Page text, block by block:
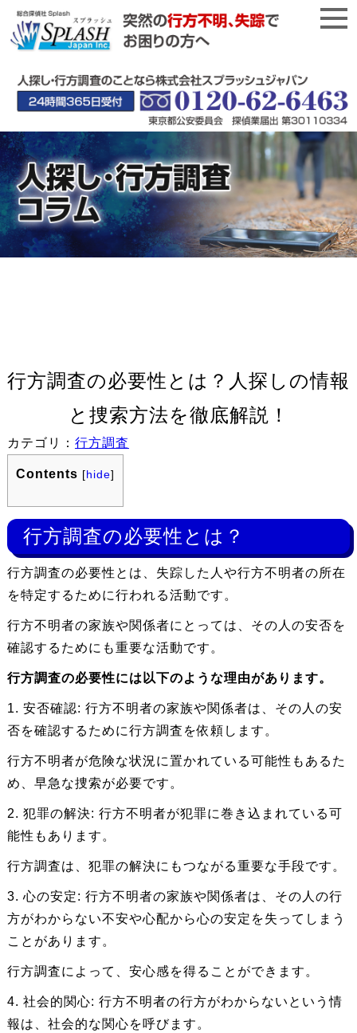
行方調査の必要性とは？人探しの情報
と捜索方法を徹底解説！
カテゴリ： 行方調査
Contents [hide]
行方調査の必要性とは？
行方調査の必要性とは、失踪した人や行方不明者の所在
を特定するために行われる活動です。
行方不明者の家族や関係者にとっては、その人の安否を
確認するためにも重要な活動です。
行方調査の必要性には以下のような理由があります。
1. 安否確認: 行方不明者の家族や関係者は、その人の安
否を確認するために行方調査を依頼します。
行方不明者が危険な状況に置かれている可能性もあるた
め、早急な捜索が必要です。
2. 犯罪の解決: 行方不明者が犯罪に巻き込まれている可
能性もあります。
行方調査は、犯罪の解決にもつながる重要な手段です。
3. 心の安定: 行方不明者の家族や関係者は、その人の行
方がわからない不安や心配から心の安定を失ってしまう
ことがあります。
行方調査によって、安心感を得ることができます。
4. 社会的関心: 行方不明者の行方がわからないという情
報は、社会的な関心を呼びます。